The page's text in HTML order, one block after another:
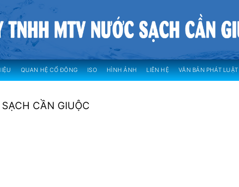
QUAN HỆ CỔ ĐÔNG ISO HÌNH ẢNH LIÊN HỆ VĂN BẢN PHÁT LUẬT
CẦN GIUỘC